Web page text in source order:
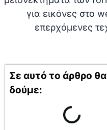
Σε αυτό το άρθρο θα
δούμε: